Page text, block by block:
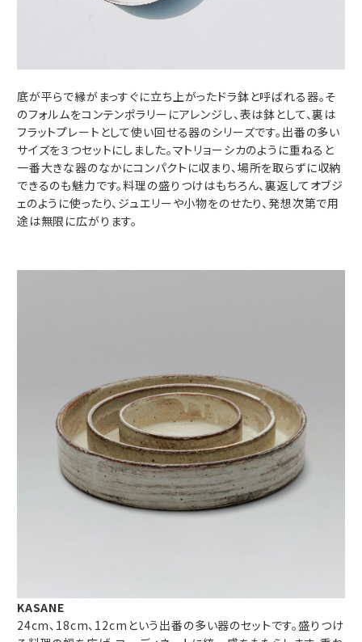
底が平らで縁がまっすぐに立ち上がったドラ鉢と呼ばれる器。そ
のフォルムをコンテンポラリーにアレンジし、表は鉢として、裏は
フラットプレートとして使い回せる器のシリーズです。出番の多い
サイズを３つセットにしました。マトリョーシカのように重ねると
一番大きな器のなかにコンパクトに収まり、場所を取らずに収納
できるのも魅力です。料理の盛りつけはもちろん、裏返してオブジ
ェのように使ったり、ジュエリーや小物をのせたり、発想次第で用
途は無限に広がります。
KASANE
24cm、18cm、12cmという出番の多い器のセットです。盛りつけ